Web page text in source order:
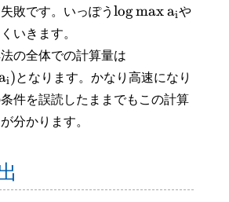
敗です。いっぽう logmaxaiや
いきます。
の全体での計算量は
i)となります。かなり高速になり
件を誤読したままでもこの計算
分かります。